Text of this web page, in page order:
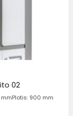
02
Plotis: 900 mm